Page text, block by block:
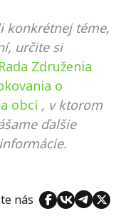
konkrétnej téme,
určite si
Rada Združenia
o
obcí , v ktorom
ďalšie
nás